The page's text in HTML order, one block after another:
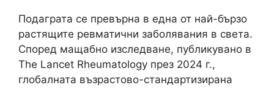
Подаграта се превърна в една от най-бързо
растящите ревматични заболявания в света.
Според мащабно изследване, публикувано в
The Lancet Rheumatology през 2024 г.,
глобалната възрастово-стандартизирана